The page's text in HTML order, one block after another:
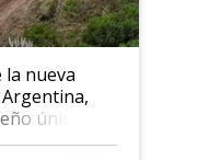
nueva
único: a